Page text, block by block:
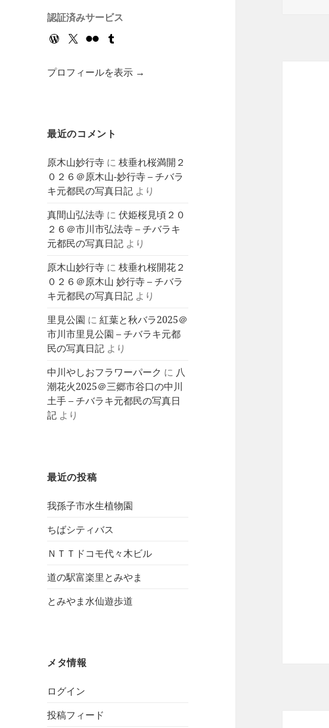
認証済みサービス
プロフィールを表示 →
最近のコメント
原木山妙行寺 に枝垂れ桜満開２
０２６＠原木山-妙行寺 – チバラ
キ元都民の写真日記 より
真間山弘法寺 に伏姫桜見頃２０
２６＠市川市弘法寺 – チバラキ
元都民の写真日記 より
原木山妙行寺 に枝垂れ桜開花２
０２６＠原木山 妙行寺 – チバラ
キ元都民の写真日記 より
里見公園 に紅葉と秋バラ2025＠
市川市里見公園 – チバラキ元都
民の写真日記 より
中川やしおフラワーパーク に 八
潮花火2025＠三郷市谷口の中川
土手 – チバラキ元都民の写真日
記 より
最近の投稿
我孫子市水生植物園
ちばシティバス
ＮＴＴドコモ代々木ビル
道の駅富楽里とみやま
とみやま水仙遊歩道
メタ情報
ログイン
投稿フィード